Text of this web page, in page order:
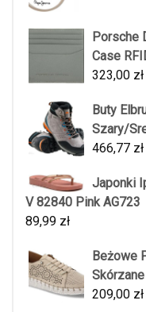
Porsche
Case
323,00 zł
Buty
Szary/
466,77 zł
Japonki
V 82840 Pink AG723
89,99 zł
Beżowe
209,00 zł